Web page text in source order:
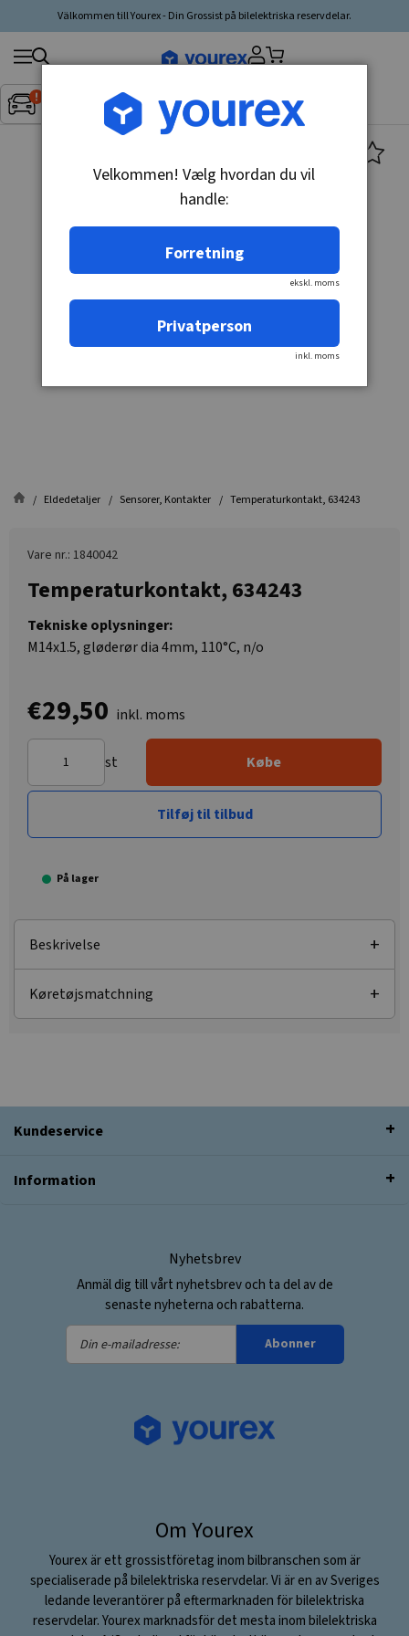
Välkommen till Yourex - Din Grossist på bilelektriska reservdelar.
Inget fordon valt▼
Søg
produkt,
producent,
Eldedetaljer Sensorer, Kontakter Temperaturkontakt, 634243
Vare nr.: 1840042
Temperaturkontakt, 634243
Tekniske oplysninger:
M14x1.5, gløderør dia 4mm, 110°C, n/o
€29,50 inkl. moms
st Købe
Tilføj til tilbud
På lager
Beskrivelse
Køretøjsmatchning
Kundeservice
Information
Nyhetsbrev
Anmäl dig till vårt nyhetsbrev och ta del av de
senaste nyheterna och rabatterna.
Din
e-
Abonner
Om Yourex
Yourex är ett grossistföretag inom bilbranschen som är
specialiserade på bilelektriska reservdelar. Vi är en av Sveriges
ledande leverantörer på eftermarknaden för bilelektriska
reservdelar. Yourex marknadsför det mesta inom bilelektriska
Velkommen! Vælg hvordan du vil
handle:
Forretning
ekskl. moms
Privatperson
inkl. moms